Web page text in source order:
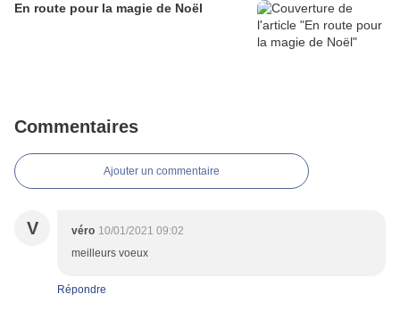
En route pour la magie de Noël
Commentaires
Ajouter un commentaire
V véro 10/01/2021 09:02
meilleurs voeux
Répondre